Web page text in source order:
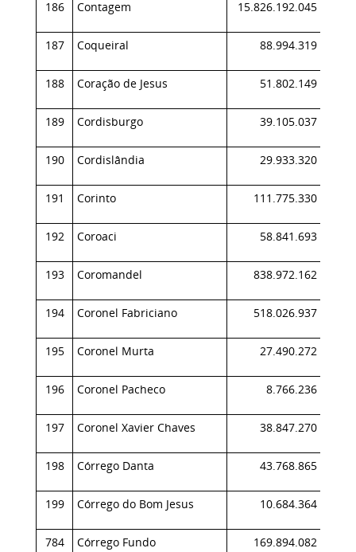
186 Contagem 15.826.192.045
187 Coqueiral 88.994.319
188 Coração de Jesus 51.802.149
189 Cordisburgo 39.105.037
190 Cordislândia 29.933.320
191 Corinto 111.775.330
192 Coroaci 58.841.693
193 Coromandel 838.972.162
194 Coronel Fabriciano 518.026.937
195 Coronel Murta 27.490.272
196 Coronel Pacheco 8.766.236
197 Coronel Xavier Chaves 38.847.270
198 Córrego Danta 43.768.865
199 Córrego do Bom Jesus 10.684.364
784 Córrego Fundo 169.894.082